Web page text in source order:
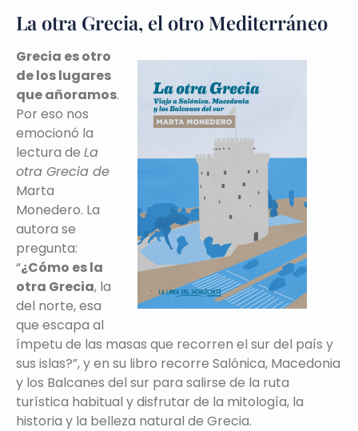
La otra Grecia, el otro Mediterráneo
Grecia es otro
de los lugares
que añoramos.
Por eso nos
emocionó la
lectura de La
otra Grecia de
Marta
Monedero. La
autora se
pregunta:
“¿Cómo es la
otra Grecia, la
del norte, esa
que escapa al
ímpetu de las masas que recorren el sur del país y
sus islas?”, y en su libro recorre Salónica, Macedonia
y los Balcanes del sur para salirse de la ruta
turística habitual y disfrutar de la mitología, la
historia y la belleza natural de Grecia.